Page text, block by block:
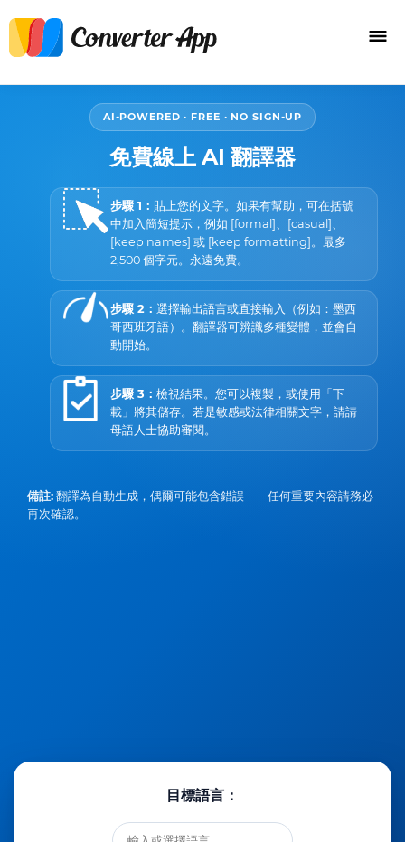
AI-POWERED · FREE · NO SIGN-UP
免費線上 AI 翻譯器
步驟 1： 貼上您的文字。如果有幫助，可在括號
中加入簡短提示，例如 [formal]、[casual]、
[keep names] 或 [keep formatting]。最多
2,500 個字元。永遠免費。
步驟 2： 選擇輸出語言或直接輸入（例如：墨西
哥西班牙語）。翻譯器可辨識多種變體，並會自
動開始。
步驟 3： 檢視結果。您可以複製，或使用「下
載」將其儲存。若是敏感或法律相關文字，請請
母語人士協助審閱。
備註: 翻譯為自動生成，偶爾可能包含錯誤——任何重要內容請務必
再次確認。
目標語言：